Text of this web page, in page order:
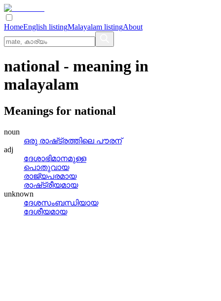
HomeEnglish listingMalayalam listingAbout
national - meaning in
malayalam
Meanings for national
noun
ഒരു രാഷ്‌ട്രത്തിലെ പൗരന്
adj
ദേശാഭിമാനമുള്ള
പൊതുവായ
രാജ്യപരമായ
രാഷ്‌ട്രീയമായ
unknown
ദേശസംബന്ധിയായ
ദേശീയമായ